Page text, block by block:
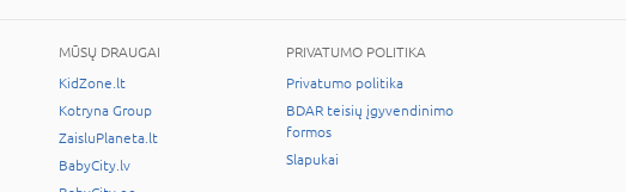
MŪSŲ DRAUGAI
KidZone.lt
Kotryna Group
ZaisluPlaneta.lt
BabyCity.lv
PRIVATUMO POLITIKA
Privatumo politika
BDAR teisių įgyvendinimo
formos
Slapukai